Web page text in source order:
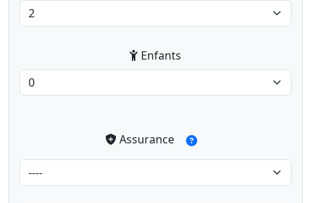
Enfants
Assurance